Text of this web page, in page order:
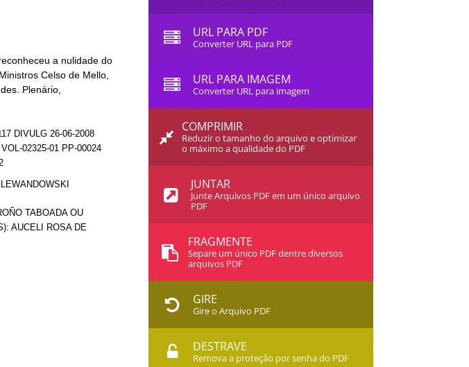
a nulidade do
Celso de Mello,
Plenário,
DIVULG 26-06-2008
02325-01 PP-00024
TABOADA OU
AUCELI ROSA DE
URL PARA PDF
Converter URL para PDF
URL PARA IMAGEM
Converter URL para imagem
COMPRIMIR
Reduzir o tamanho do arquivo e optimizar
o máximo a qualidade do PDF
JUNTAR
Junte Arquivos PDF em um único arquivo
PDF
FRAGMENTE
Separe um único PDF dentre diversos
arquivos PDF
GIRE
Gire o Arquivo PDF
DESTRAVE
Remova a proteção por senha do PDF